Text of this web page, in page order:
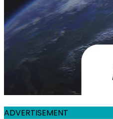
ADVERTISEMENT